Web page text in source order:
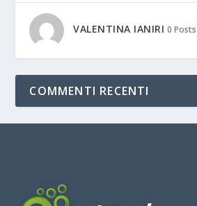
VALENTINA IANIRI 0 Posts
COMMENTI RECENTI